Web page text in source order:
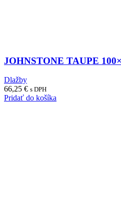
JOHNSTONE TAUPE
Dlažby
66,25 € s DPH
Pridať do košíka